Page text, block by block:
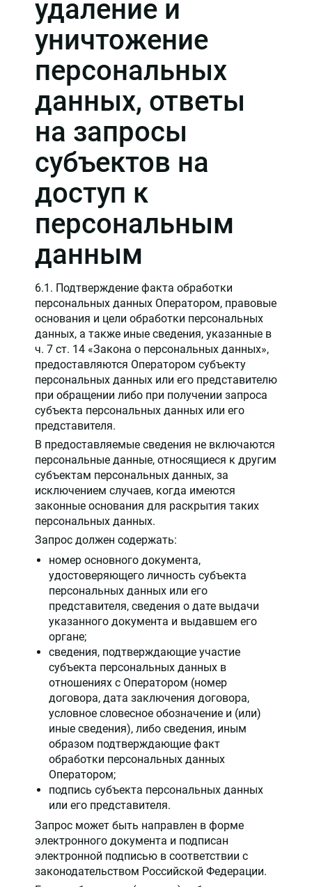
удаление и
уничтожение
персональных
данных, ответы
на запросы
субъектов на
доступ к
персональным
данным
6.1. Подтверждение факта обработки
персональных данных Оператором, правовые
основания и цели обработки персональных
данных, а также иные сведения, указанные в
ч. 7 ст. 14 «Закона о персональных данных»,
предоставляются Оператором субъекту
персональных данных или его представителю
при обращении либо при получении запроса
субъекта персональных данных или его
представителя.
В предоставляемые сведения не включаются
персональные данные, относящиеся к другим
субъектам персональных данных, за
исключением случаев, когда имеются
законные основания для раскрытия таких
персональных данных.
Запрос должен содержать:
номер основного документа,
удостоверяющего личность субъекта
персональных данных или его
представителя, сведения о дате выдачи
указанного документа и выдавшем его
органе;
сведения, подтверждающие участие
субъекта персональных данных в
отношениях с Оператором (номер
договора, дата заключения договора,
условное словесное обозначение и (или)
иные сведения), либо сведения, иным
образом подтверждающие факт
обработки персональных данных
Оператором;
подпись субъекта персональных данных
или его представителя.
Запрос может быть направлен в форме
электронного документа и подписан
электронной подписью в соответствии с
законодательством Российской Федерации.